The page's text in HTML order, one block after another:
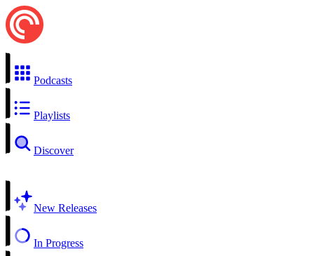
Podcasts
Playlists
Discover
New Releases
In Progress